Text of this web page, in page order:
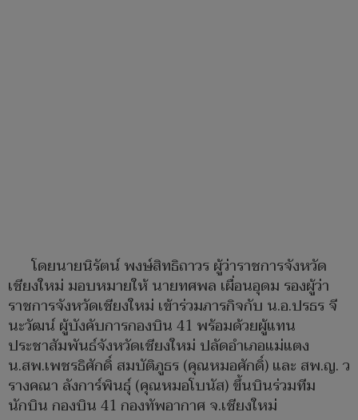
โดยนายนิรัตน์ พงษ์สิทธิถาวร ผู้ว่าราชการจังหวัด
เชียงใหม่ มอบหมายให้ นายทศพล เผื่อนอุดม รองผู้ว่า
ราชการจังหวัดเชียงใหม่ เข้าร่วมภารกิจกับ น.อ.ปรธร จี
นะวัฒน์ ผู้บังคับการกองบิน 41 พร้อมด้วยผู้แทน
ประชาสัมพันธ์จังหวัดเชียงใหม่ ปลัดอำเภอแม่แตง
น.สพ.เพชรธิศักดิ์ สมบัติภูธร (คุณหมอศักดิ์) และ สพ.ญ. ว
รางคณา ลังการ์พินธุ์ (คุณหมอโบนัส) ขึ้นบินร่วมทีม
นักบิน กองบิน 41 กองทัพอากาศ จ.เชียงใหม่